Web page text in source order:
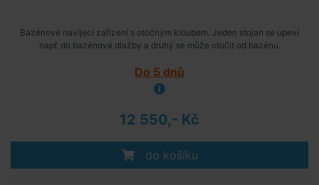
Bazénové navíjecí zařízení s otočným kloubem. Jeden stojan se upeví
např. do bazénové dlažby a druhý se může otočit od bazénu.
Do 5 dnů
12 550,- Kč
do košíku